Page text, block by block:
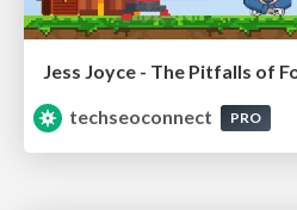
Jess Joyce - The Pitfalls of
techseoconnect
PRO